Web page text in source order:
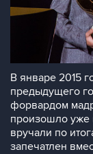
В январе 2015
предыдущего
форвардом
произошло уже
вручали по
запечатлен